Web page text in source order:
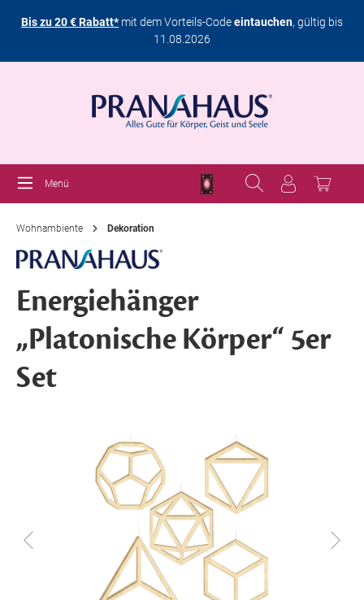
Bis zu 20 € Rabatt*mit dem Vorteils-Codeeintauchen, gültig bis
11.08.2026
Menü
Wohnambiente Dekoration
Energiehänger
„Platonische Körper“ 5er
Set